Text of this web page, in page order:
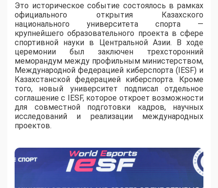
Это историческое событие состоялось в рамках
официального открытия Казахского
национального университета спорта —
крупнейшего образовательного проекта в сфере
спортивной науки в Центральной Азии. В ходе
церемонии был заключен трехсторонний
меморандум между профильным министерством,
Международной федерацией киберспорта (IESF) и
Казахстанской федерацией киберспорта. Кроме
того, новый университет подписал отдельное
соглашение с IESF, которое откроет возможности
для совместной подготовки кадров, научных
исследований и реализации международных
проектов.